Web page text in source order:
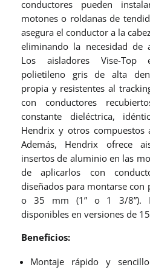
conductores pueden
motones o roldanas de
asegura el conductor a la
eliminando la necesidad de
Los aisladores Vise-Top
polietileno gris de alta
propia y resistentes al
con conductores
constante dieléctrica,
Hendrix y otros compuestos
Además, Hendrix ofrece
insertos de aluminio en las
de aplicarlos con
diseñados para montarse con
o 35 mm (1” o 1 3/8”).
disponibles en versiones de
Beneficios:
Montaje rápido y